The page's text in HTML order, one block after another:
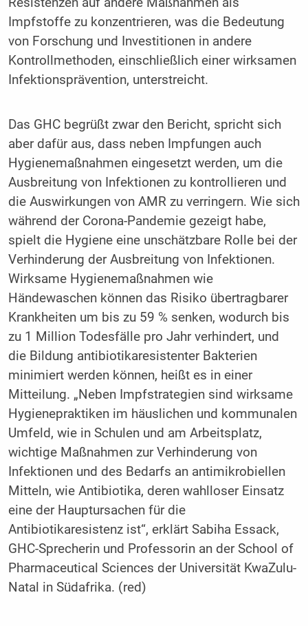
Impfstoffe zu konzentrieren, was die Bedeutung
von Forschung und Investitionen in andere
Kontrollmethoden, einschließlich einer wirksamen
Infektionsprävention, unterstreicht.
Das GHC begrüßt zwar den Bericht, spricht sich
aber dafür aus, dass neben Impfungen auch
Hygienemaßnahmen eingesetzt werden, um die
Ausbreitung von Infektionen zu kontrollieren und
die Auswirkungen von AMR zu verringern. Wie sich
während der Corona-Pandemie gezeigt habe,
spielt die Hygiene eine unschätzbare Rolle bei der
Verhinderung der Ausbreitung von Infektionen.
Wirksame Hygienemaßnahmen wie
Händewaschen können das Risiko übertragbarer
Krankheiten um bis zu 59 % senken, wodurch bis
zu 1 Million Todesfälle pro Jahr verhindert, und
die Bildung antibiotikaresistenter Bakterien
minimiert werden können, heißt es in einer
Mitteilung. „Neben Impfstrategien sind wirksame
Hygienepraktiken im häuslichen und kommunalen
Umfeld, wie in Schulen und am Arbeitsplatz,
wichtige Maßnahmen zur Verhinderung von
Infektionen und des Bedarfs an antimikrobiellen
Mitteln, wie Antibiotika, deren wahlloser Einsatz
eine der Hauptursachen für die
Antibiotikaresistenz ist“, erklärt Sabiha Essack,
GHC-Sprecherin und Professorin an der School of
Pharmaceutical Sciences der Universität KwaZulu-
Natal in Südafrika. (red)